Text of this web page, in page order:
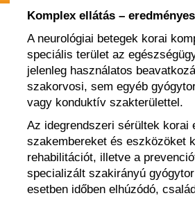
Komplex ellátás –
A neurológiai betegek korai
speciális terület az
jelenleg használatos
szakorvosi, sem egyéb
vagy konduktív szakterülettel.
Az idegrendszeri sérültek
szakembereket és eszközöket
rehabilitációt, illetve a
specializált szakirányú
esetben időben elhúzódó,